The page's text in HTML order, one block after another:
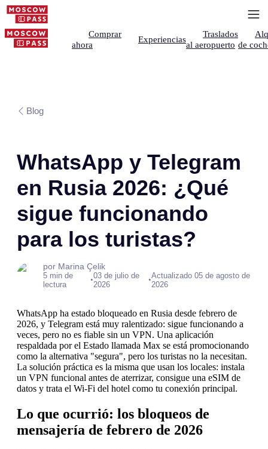
Comprar
ahora
Experiencias
Traslados
al aeropuerto de
Blog
WhatsApp y Telegram
en Rusia 2026: ¿Qué
sigue funcionando
para los turistas?
por Marina Çelik
5 min de
lectura
•03 de julio de
2026
•Actualizado 05 de agosto de
2026
WhatsApp ha estado bloqueado en Rusia desde febrero de
2026, y Telegram está muy ralentizado: sigue funcionando a
veces, pero no es fiable sin un VPN. Una aplicación
respaldada por el Estado llamada Max se está promocionando
como la alternativa "segura", pero los turistas no la necesitan.
La solución práctica es la misma que usan los locales: instala
un VPN funcional antes de aterrizar, consigue una eSIM de
datos y trata el Wi-Fi del hotel como tu conexión principal.
Lo que ocurrió: los bloqueos de
mensajería de febrero de 2026